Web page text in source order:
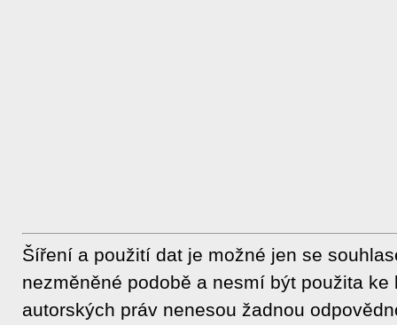
Šíření a použití dat je možné jen se
nezměněné podobě a nesmí být použita
autorských práv nenesou žadnou